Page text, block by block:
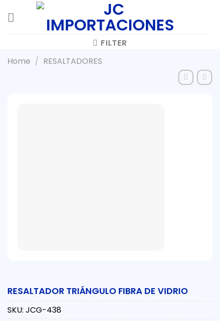
FILTER
Home / RESALTADORES
RESALTADOR TRIÁNGULO FIBRA DE VIDRIO
SKU: JCG-438